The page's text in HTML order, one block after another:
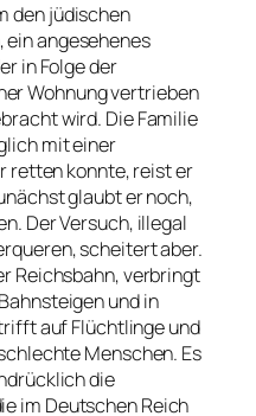
den jüdischen
ein angesehenes
in Folge der
Wohnung vertrieben
wird. Die Familie
mit einer
retten konnte, reist er
glaubt er noch,
Der Versuch, illegal
scheitert aber.
Reichsbahn, verbringt
und in
auf Flüchtlinge und
Menschen. Es
die
im Deutschen Reich